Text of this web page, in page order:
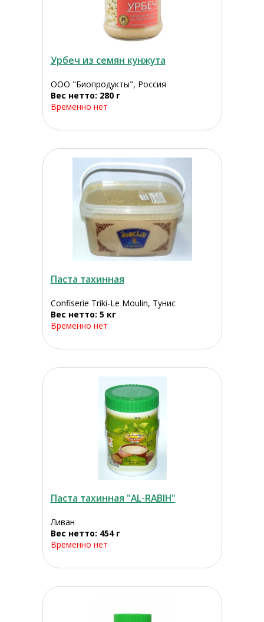
Урбеч из семян кунжута
ООО "Биопродукты", Россия
Вес нетто: 280 г
Временно нет
Паста тахинная
Confiserie Triki-Le Moulin, Тунис
Вес нетто: 5 кг
Временно нет
Паста тахинная "AL-RABIH"
Ливан
Вес нетто: 454 г
Временно нет